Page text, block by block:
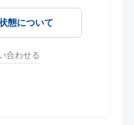
態について
合わせる